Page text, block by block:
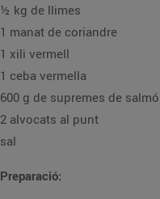
½ kg de llimes
1 manat de coriandre
1 xili vermell
1 ceba vermella
2 alvocats al punt
sal
Preparació: